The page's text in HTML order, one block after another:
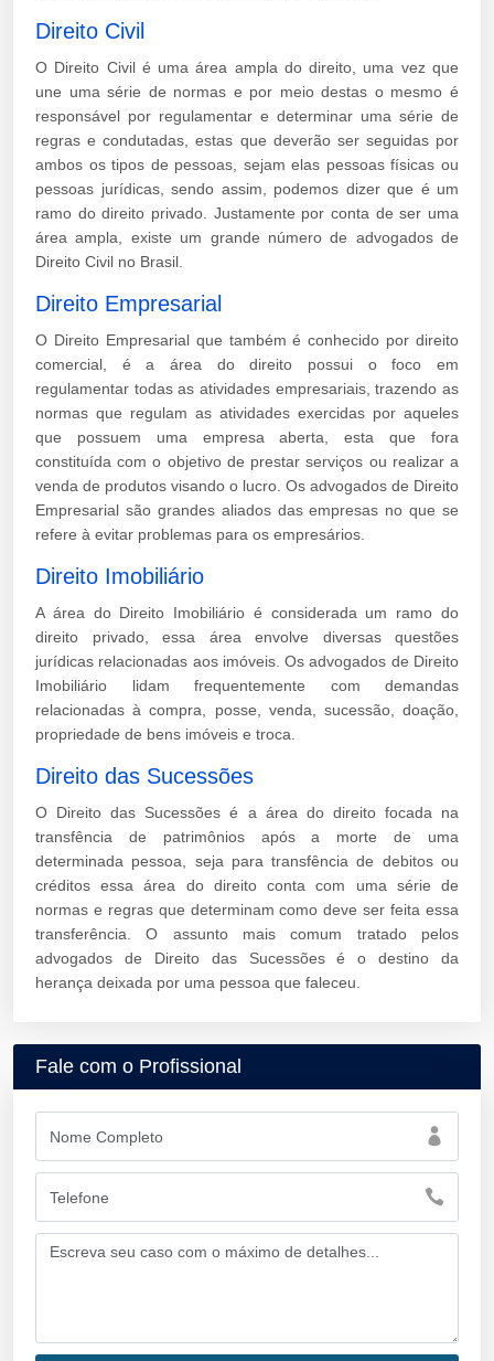
Direito Civil
O Direito Civil é uma área ampla do direito, uma vez que
une uma série de normas e por meio destas o mesmo é
responsável por regulamentar e determinar uma série de
regras e condutadas, estas que deverão ser seguidas por
ambos os tipos de pessoas, sejam elas pessoas físicas ou
pessoas jurídicas, sendo assim, podemos dizer que é um
ramo do direito privado. Justamente por conta de ser uma
área ampla, existe um grande número de advogados de
Direito Civil no Brasil.
Direito Empresarial
O Direito Empresarial que também é conhecido por direito
comercial, é a área do direito possui o foco em
regulamentar todas as atividades empresariais, trazendo as
normas que regulam as atividades exercidas por aqueles
que possuem uma empresa aberta, esta que fora
constituída com o objetivo de prestar serviços ou realizar a
venda de produtos visando o lucro. Os advogados de Direito
Empresarial são grandes aliados das empresas no que se
refere à evitar problemas para os empresários.
Direito Imobiliário
A área do Direito Imobiliário é considerada um ramo do
direito privado, essa área envolve diversas questões
jurídicas relacionadas aos imóveis. Os advogados de Direito
Imobiliário lidam frequentemente com demandas
relacionadas à compra, posse, venda, sucessão, doação,
propriedade de bens imóveis e troca.
Direito das Sucessões
O Direito das Sucessões é a área do direito focada na
transfência de patrimônios após a morte de uma
determinada pessoa, seja para transfência de debitos ou
créditos essa área do direito conta com uma série de
normas e regras que determinam como deve ser feita essa
transferência. O assunto mais comum tratado pelos
advogados de Direito das Sucessões é o destino da
herança deixada por uma pessoa que faleceu.
Fale com o Profissional